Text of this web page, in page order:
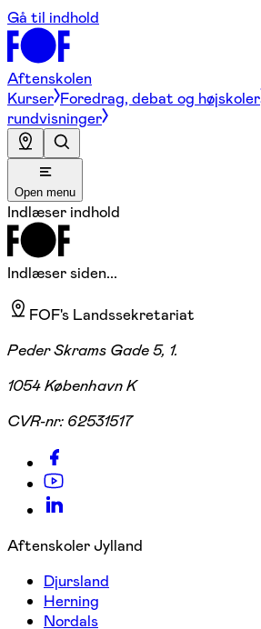
Gå til indhold
Aftenskolen
Kurser Foredrag, debat og højskoler
rundvisninger
Open menu
Indlæser indhold
Indlæser siden...
FOF's Landssekretariat
Peder Skrams Gade 5, 1.
1054 København K
CVR-nr: 62531517
Aftenskoler Jylland
Djursland
Herning
Nordals